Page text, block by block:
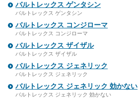
バルトレックス ゲンタシン
バルトレックス ゲンタシン
バルトレックス コンジローマ
バルトレックス コンジローマ
バルトレックス ザイザル
バルトレックス ザイザル
バルトレックス ジェネリック
バルトレックス ジェネリック
バルトレックス ジェネリック 効かない
バルトレックス ジェネリック 効かない